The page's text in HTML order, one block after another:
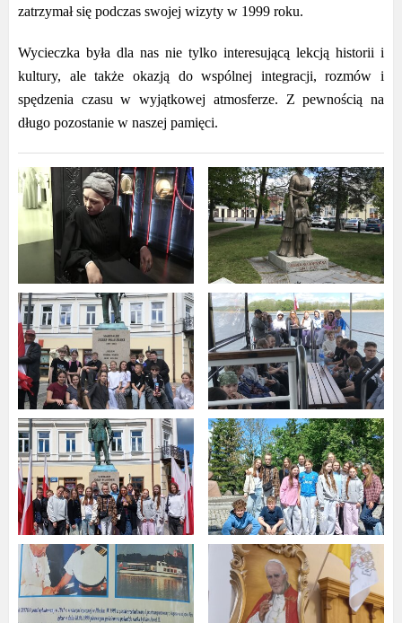
zatrzymał się podczas swojej wizyty w 1999 roku.
Wycieczka była dla nas nie tylko interesującą lekcją historii i
kultury, ale także okazją do wspólnej integracji, rozmów i
spędzenia czasu w wyjątkowej atmosferze. Z pewnością na
długo pozostanie w naszej pamięci.